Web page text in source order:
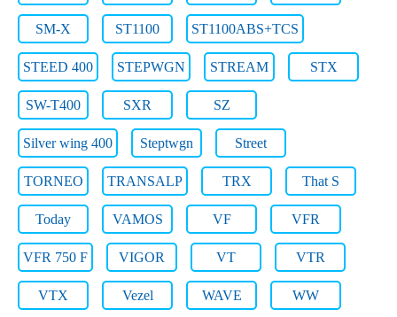
SM-X ST1100 ST1100ABS+TCS
STEED 400 STEPWGN STREAM STX
SW-T400 SXR SZ
Silver wing 400 Steptwgn Street
TORNEO TRANSALP TRX That S
Today VAMOS VF VFR
VFR 750 F VIGOR VT VTR
VTX Vezel WAVE WW